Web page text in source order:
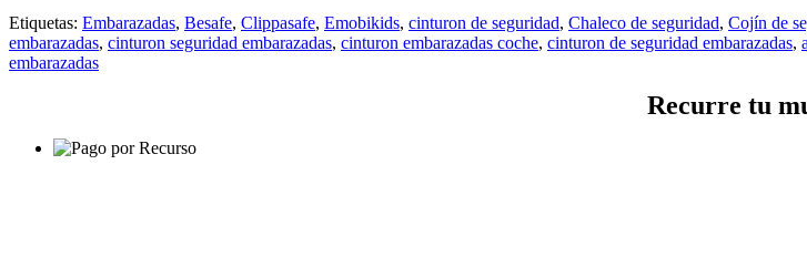
Etiquetas: Embarazadas, Besafe, Clippasafe, Emobikids, cinturon de seguridad, Chaleco de seguridad, Cojín de
embarazadas, cinturon seguridad embarazadas, cinturon embarazadas coche, cinturon de seguridad embarazadas,
embarazadas
Recurre tu